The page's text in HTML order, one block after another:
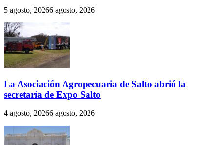
5 agosto, 20266 agosto, 2026
La Asociación Agropecuaria de Salto abrió la
secretaría de Expo Salto
4 agosto, 20266 agosto, 2026